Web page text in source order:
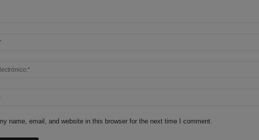
name, email, and website in this browser for the next time I comment.